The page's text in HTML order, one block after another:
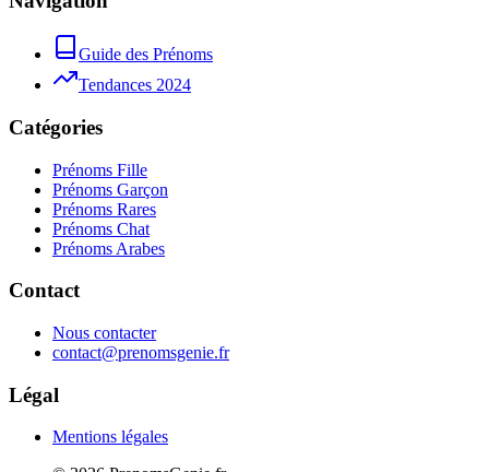
Guide des Prénoms
Tendances 2024
Catégories
Prénoms Fille
Prénoms Garçon
Prénoms Rares
Prénoms Chat
Prénoms Arabes
Contact
Nous contacter
contact@prenomsgenie.fr
Légal
Mentions légales